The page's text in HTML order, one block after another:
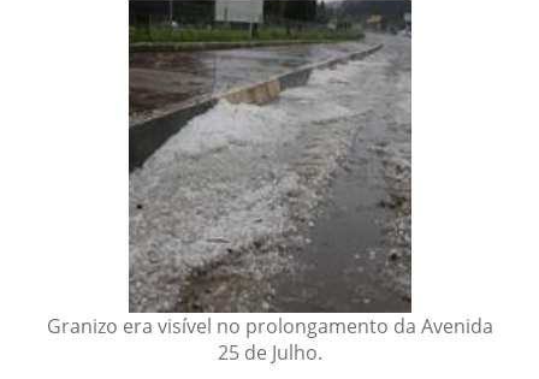
Granizo era visível no prolongamento da Avenida
25 de Julho.